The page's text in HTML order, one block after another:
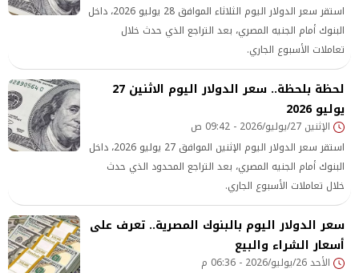
استقر سعر الدولار اليوم الثلاثاء الموافق 28 يوليو 2026، داخل
البنوك أمام الجنيه المصري، بعد التراجع الذي حدث خلال
تعاملات الأسبوع الجاري.
لحظة بلحظة.. سعر الدولار اليوم الاثنين 27
يوليو 2026
الإثنين 27/يوليو/2026 - 09:42 ص
استقر سعر الدولار اليوم الإثنين الموافق 27 يوليو 2026، داخل
البنوك أمام الجنيه المصري، بعد التراجع المحدود الذي حدث
خلال تعاملات الأسبوع الجاري.
سعر الدولار اليوم بالبنوك المصرية.. تعرف على
أسعار الشراء والبيع
الأحد 26/يوليو/2026 - 06:36 م